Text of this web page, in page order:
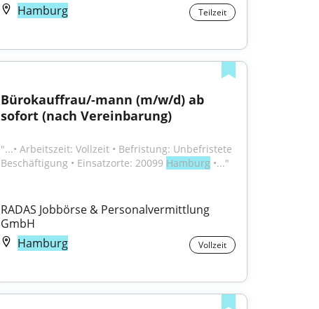
Hamburg
Teilzeit
Bürokauffrau/-mann (m/w/d) ab
sofort (nach Vereinbarung)
"...• Arbeitszeit: Vollzeit • Befristung: Unbefristete
Beschäftigung • Einsatzorte: 20099 Hamburg •..."
RADAS Jobbörse & Personalvermittlung
GmbH
Hamburg
Vollzeit